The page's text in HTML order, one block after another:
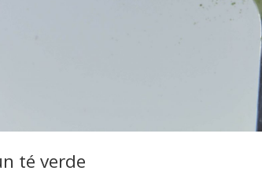
té verde